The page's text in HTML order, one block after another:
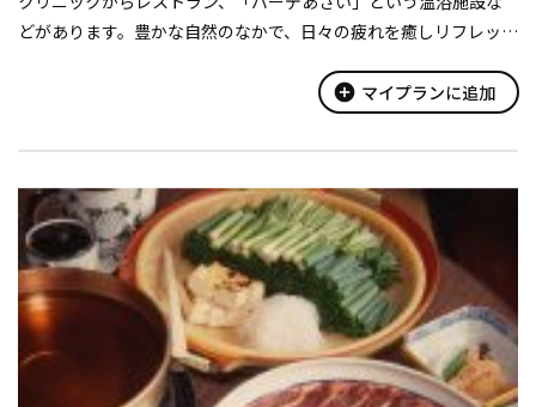
どがあります。豊かな自然のなかで、日々の疲れを癒しリフレッシ
add_circle マイプランに追加